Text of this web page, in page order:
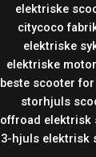
elektriske
citycoco
elektriske
elektriske
beste scooter
storhjuls
offroad elektrisk
3-hjuls elektrisk